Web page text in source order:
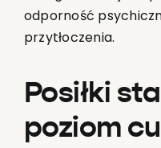
odporność
przytłoczenia.
Posiłki
poziom